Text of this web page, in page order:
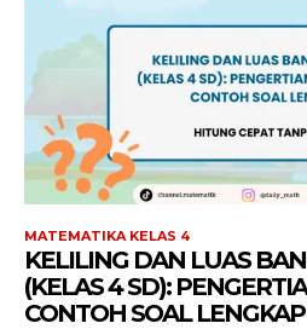
MATEMATIKA KELAS 4
KELILING DAN LUAS
(KELAS 4 SD):
CONTOH SOAL LENGKAP